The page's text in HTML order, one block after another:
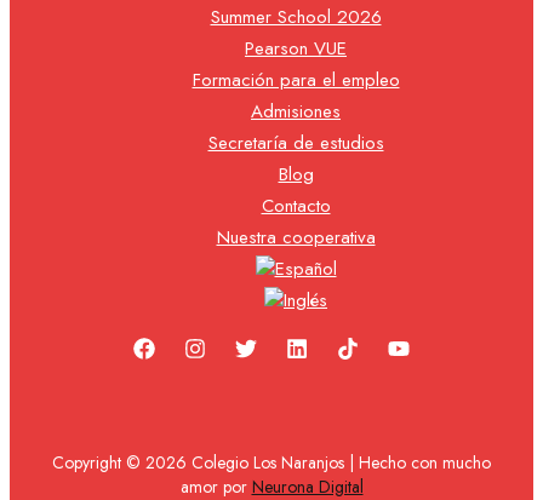
Summer School 2026
Pearson VUE
Formación para el empleo
Admisiones
Secretaría de estudios
Blog
Contacto
Nuestra cooperativa
Copyright © 2026 Colegio Los Naranjos | Hecho con mucho
amor por Neurona Digital